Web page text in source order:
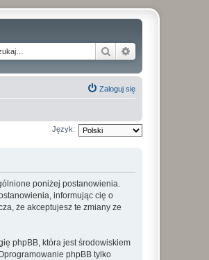
Szukaj
Zaloguj się
Język:
poniżej postanowienia.
informując cię o
że akceptujesz te zmiany ze
phpBB, która jest środowiskiem
phpBB tylko